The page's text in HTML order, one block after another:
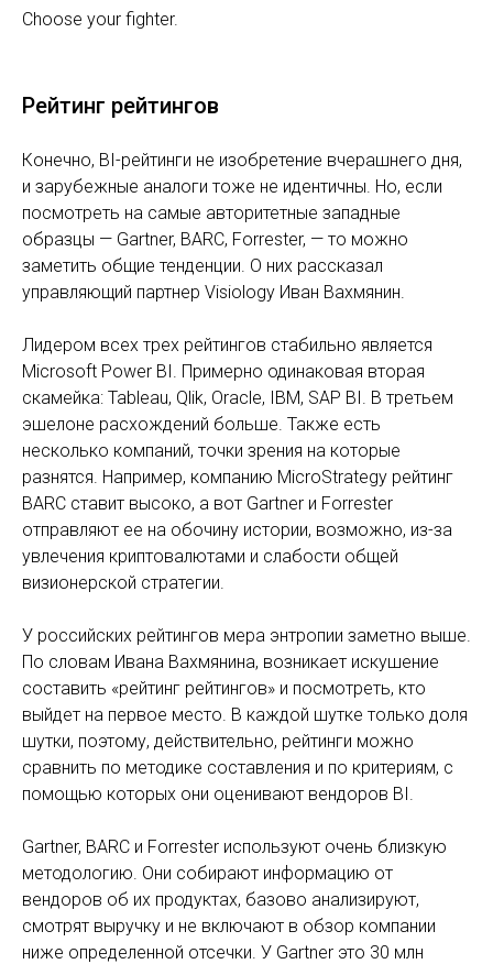
Choose your fighter.
Рейтинг рейтингов
Конечно, BI-рейтинги не изобретение вчерашнего дня,
и зарубежные аналоги тоже не идентичны. Но, если
посмотреть на самые авторитетные западные
образцы — Gartner, BARC, Forrester, — то можно
заметить общие тенденции. О них рассказал
управляющий партнер Visiology Иван Вахмянин.
Лидером всех трех рейтингов стабильно является
Microsoft Power BI. Примерно одинаковая вторая
скамейка: Tableau, Qlik, Oracle, IBM, SAP BI. В третьем
эшелоне расхождений больше. Также есть
несколько компаний, точки зрения на которые
разнятся. Например, компанию MicroStrategy рейтинг
BARC ставит высоко, а вот Gartner и Forrester
отправляют ее на обочину истории, возможно, из-за
увлечения криптовалютами и слабости общей
визионерской стратегии.
У российских рейтингов мера энтропии заметно выше.
По словам Ивана Вахмянина, возникает искушение
составить «рейтинг рейтингов» и посмотреть, кто
выйдет на первое место. В каждой шутке только доля
шутки, поэтому, действительно, рейтинги можно
сравнить по методике составления и по критериям, с
помощью которых они оценивают вендоров BI.
Gartner, BARC и Forrester используют очень близкую
методологию. Они собирают информацию от
вендоров об их продуктах, базово анализируют,
смотрят выручку и не включают в обзор компании
ниже определенной отсечки. У Gartner это 30 млн